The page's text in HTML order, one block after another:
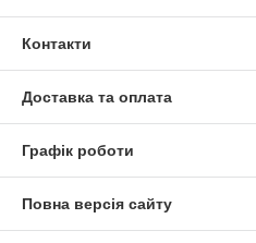
Контакти
Доставка та оплата
Графік роботи
Повна версія сайту